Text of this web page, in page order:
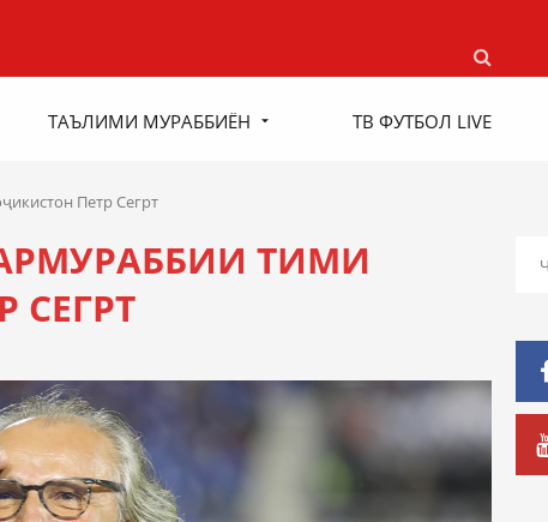
ТАЪЛИМИ МУРАББИЁН ТВ ФУТБОЛ LIVE
Петр Сегрт
ТИМИ